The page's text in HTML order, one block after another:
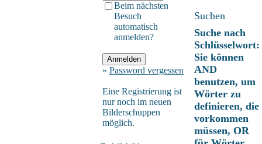
Beim nächsten
Besuch
automatisch
anmelden?
» Password vergessen
Eine Registrierung ist
nur noch im neuen
Bilderschuppen
möglich.
Suchen
Suche nach
Schlüsselwort:
Sie können
AND
benutzen, um
Wörter zu
definieren, die
vorkommen
müssen, OR